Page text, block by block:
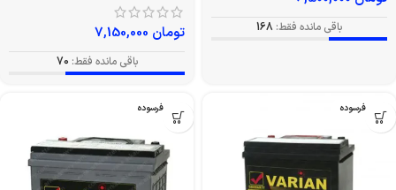
باقی مانده فقط: 168 تومان
باقی مانده فقط: 70
بدون فرسوده بدون فرسوده